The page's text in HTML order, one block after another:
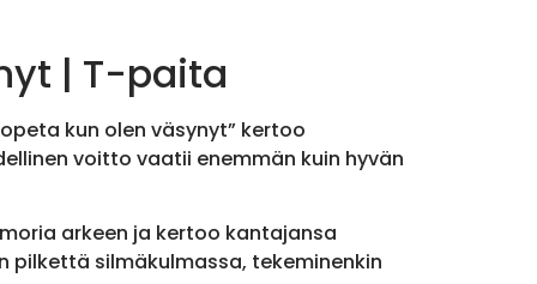
| T-paita
kun olen väsynyt” kertoo
voitto vaatii enemmän kuin hyvän
arkeen ja kertoo kantajansa
pilkettä silmäkulmassa, tekeminenkin